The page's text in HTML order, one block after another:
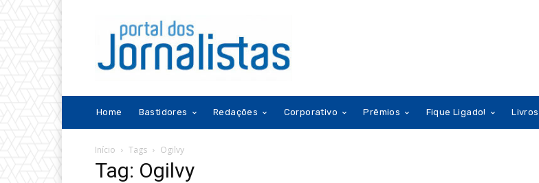
Home Bastidores Redações Corporativo Prêmios Fique Ligado! Livros
Início Tags Ogilvy
Tag: Ogilvy